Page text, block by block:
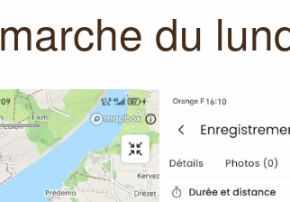
marche du